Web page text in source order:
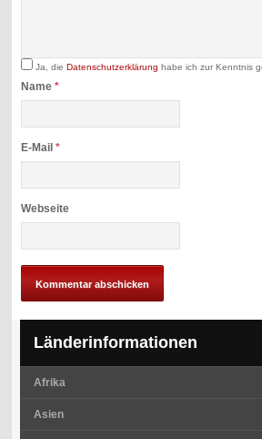
Ja, dieDatenschutzerklärung habe ich zur Kenntnis
Name*
E-Mail*
Webseite
Länderinformationen
Afrika
Asien